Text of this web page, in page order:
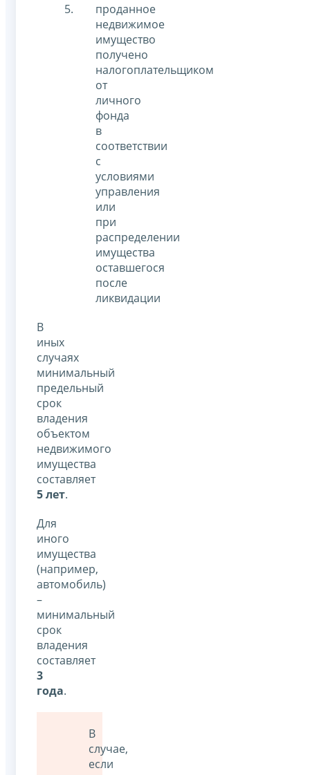
проданное
недвижимое
имущество
получено
налогоплательщиком
от
личного
фонда
в
соответствии
с
условиями
управления
или
при
распределении
имущества
оставшегося
после
ликвидации
В
иных
случаях
минимальный
предельный
срок
владения
объектом
недвижимого
имущества
составляет
5 лет.
Для
иного
имущества
(например,
автомобиль)
–
минимальный
срок
владения
составляет
3
года.
В
случае,
если